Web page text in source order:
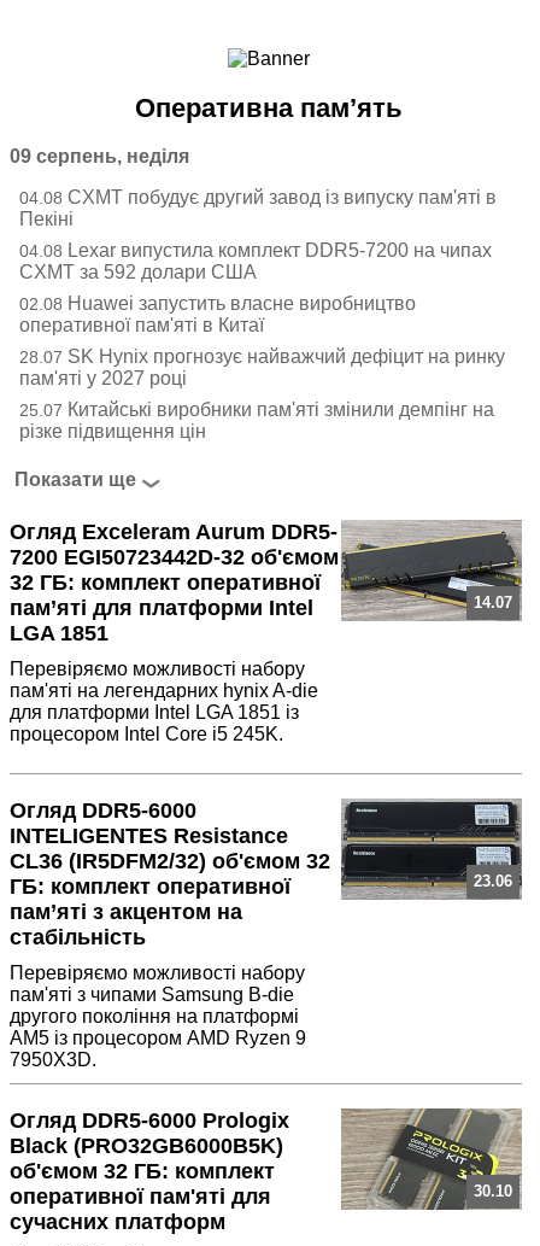
Смартфони
Периферія
Оперативна пам’ять
09 серпень, неділя
04.08 CXMT побудує другий завод із випуску пам'яті в
Пекіні
04.08 Lexar випустила комплект DDR5-7200 на чипах
CXMT за 592 долари США
02.08 Huawei запустить власне виробництво
оперативної пам'яті в Китаї
28.07 SK Hynix прогнозує найважчий дефіцит на ринку
пам'яті у 2027 році
25.07 Китайські виробники пам'яті змінили демпінг на
різке підвищення цін
Показати ще
Огляд Exceleram Aurum DDR5-
7200 EGI50723442D-32 об'ємом
32 ГБ: комплект оперативної
пам’яті для платформи Intel
LGA 1851
Перевіряємо можливості набору
пам'яті на легендарних hynix A-die
для платформи Intel LGA 1851 із
процесором Intel Core i5 245K.
14.07
Огляд DDR5-6000
INTELIGENTES Resistance
CL36 (IR5DFM2/32) об'ємом 32
ГБ: комплект оперативної
пам’яті з акцентом на
стабільність
Перевіряємо можливості набору
пам'яті з чипами Samsung B-die
другого покоління на платформі
AM5 із процесором AMD Ryzen 9
7950X3D.
23.06
Огляд DDR5-6000 Prologix
Black (PRO32GB6000B5K)
об'ємом 32 ГБ: комплект
оперативної пам'яті для
сучасних платформ
30.10